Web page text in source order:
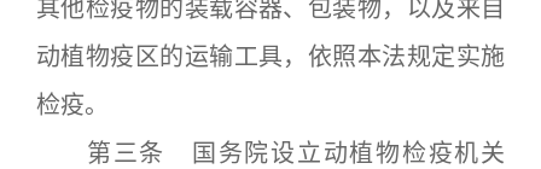
其他检疫物的装载容器、包装物，以及来自
动植物疫区的运输工具，依照本法规定实施
检疫。
第三条 国务院设立动植物检疫机关